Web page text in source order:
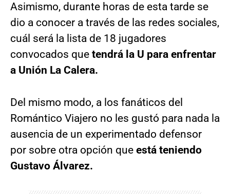
Asimismo, durante horas de esta tarde se
dio a conocer a través de las redes sociales,
cuál será la lista de 18 jugadores
convocados que tendrá la U para enfrentar
a Unión La Calera.
Del mismo modo, a los fanáticos del
Romántico Viajero no les gustó para nada la
ausencia de un experimentado defensor
por sobre otra opción que está teniendo
Gustavo Álvarez.